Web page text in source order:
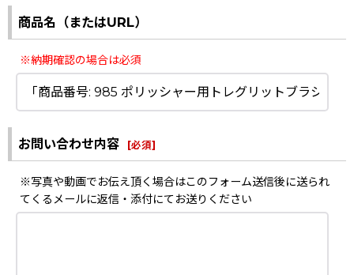
商品名（またはURL）
※納期確認の場合は必須
お問い合わせ内容 [必須]
※写真や動画でお伝え頂く場合はこのフォーム送信後に送られ
てくるメールに返信・添付にてお送りください